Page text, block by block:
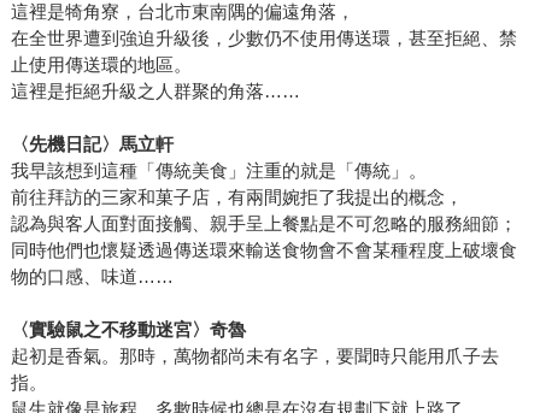
這裡是犄角寮，台北市東南隅的偏遠角落，
在全世界遭到強迫升級後，少數仍不使用傳送環，甚至拒絕、禁
止使用傳送環的地區。
這裡是拒絕升級之人群聚的角落……
〈先機日記〉馬立軒
我早該想到這種「傳統美食」注重的就是「傳統」。
前往拜訪的三家和菓子店，有兩間婉拒了我提出的概念，
認為與客人面對面接觸、親手呈上餐點是不可忽略的服務細節；
同時他們也懷疑透過傳送環來輸送食物會不會某種程度上破壞食
物的口感、味道……
〈實驗鼠之不移動迷宮〉奇魯
起初是香氣。那時，萬物都尚未有名字，要聞時只能用爪子去
指。
鼠生就像是旅程，多數時候也總是在沒有規劃下就上路了，